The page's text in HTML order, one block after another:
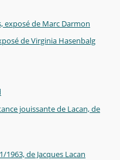
exposé de Marc Darmon
de Virginia Hasenbalg
jouissante de Lacan, de
de Jacques Lacan